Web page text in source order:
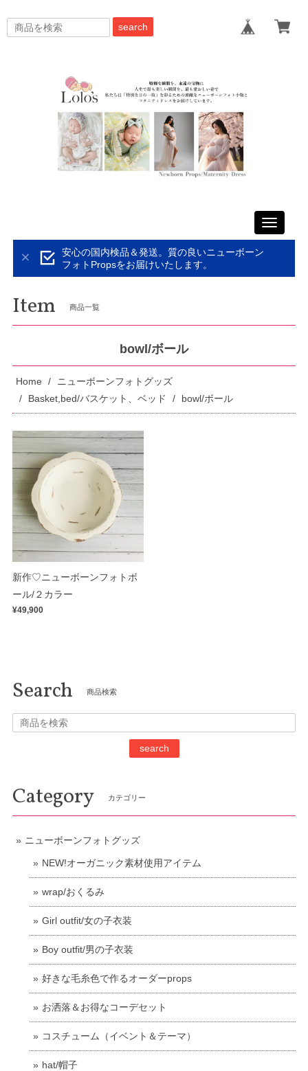
search
Toggle
安心の国内検品＆発送。質の良いニューボーン
フォトPropsをお届けいたします。
Item 商品一覧
bowl/ボール
Home
ニューボーンフォトグッズ
Basket,bed/バスケット、ベッド
bowl/ボール
新作♡ニューボーンフォトボ
ール/２カラー
¥49,900
Search 商品検索
search
Category カテゴリー
ニューボーンフォトグッズ
NEW!オーガニック素材使用アイテム
wrap/おくるみ
Girl outfit/女の子衣装
Boy outfit/男の子衣装
好きな毛糸色で作るオーダーprops
お洒落＆お得なコーデセット
コスチューム（イベント＆テーマ）
hat/帽子